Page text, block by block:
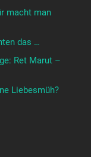
macht man
das …
Ret Marut –
Liebesmüh?